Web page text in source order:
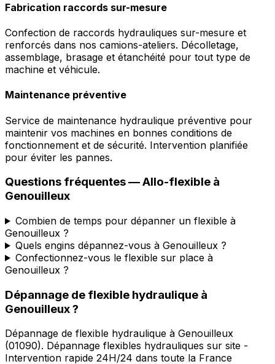
Fabrication raccords sur-mesure
Confection de raccords hydrauliques sur-mesure et
renforcés dans nos camions-ateliers. Décolletage,
assemblage, brasage et étanchéité pour tout type de
machine et véhicule.
Maintenance préventive
Service de maintenance hydraulique préventive pour
maintenir vos machines en bonnes conditions de
fonctionnement et de sécurité. Intervention planifiée
pour éviter les pannes.
Questions fréquentes —Allo-flexible à
Genouilleux
Combien de temps pour dépanner un flexible à
Genouilleux ?
Quels engins dépannez-vous à Genouilleux ?
Confectionnez-vous le flexible sur place à
Genouilleux ?
Dépannage de flexible hydraulique à
Genouilleux?
Dépannage de flexible hydraulique à Genouilleux
(01090). Dépannage flexibles hydrauliques sur site -
Intervention rapide 24H/24 dans toute la France